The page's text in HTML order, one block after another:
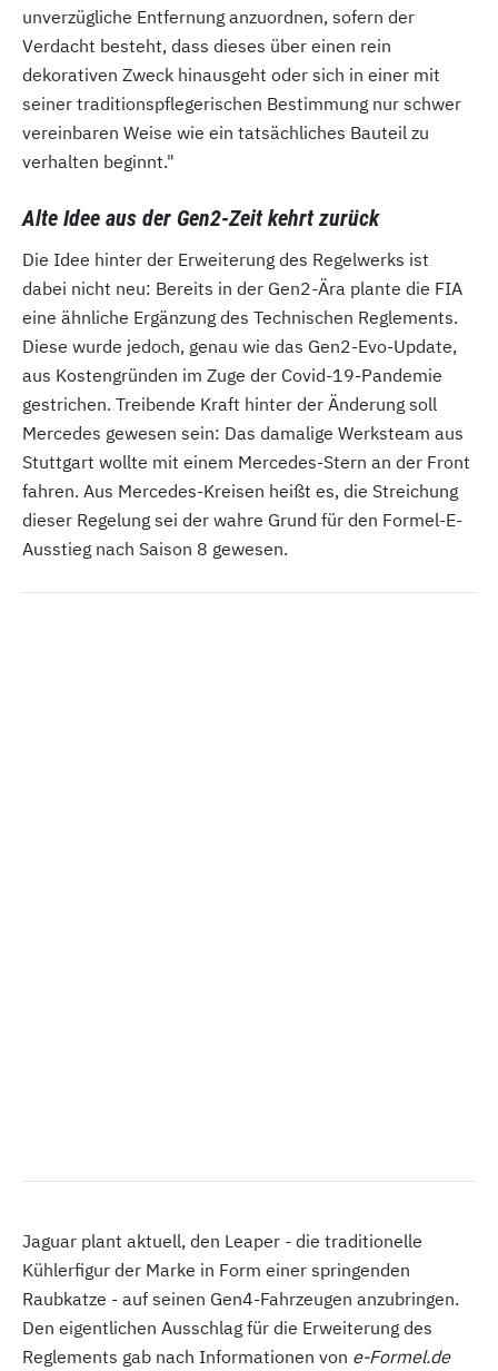
unverzügliche Entfernung anzuordnen, sofern der
Verdacht besteht, dass dieses über einen rein
dekorativen Zweck hinausgeht oder sich in einer mit
seiner traditionspflegerischen Bestimmung nur schwer
vereinbaren Weise wie ein tatsächliches Bauteil zu
verhalten beginnt."
Alte Idee aus der Gen2-Zeit kehrt zurück
Die Idee hinter der Erweiterung des Regelwerks ist
dabei nicht neu: Bereits in der Gen2-Ära plante die FIA
eine ähnliche Ergänzung des Technischen Reglements.
Diese wurde jedoch, genau wie das Gen2-Evo-Update,
aus Kostengründen im Zuge der Covid-19-Pandemie
gestrichen. Treibende Kraft hinter der Änderung soll
Mercedes gewesen sein: Das damalige Werksteam aus
Stuttgart wollte mit einem Mercedes-Stern an der Front
fahren. Aus Mercedes-Kreisen heißt es, die Streichung
dieser Regelung sei der wahre Grund für den Formel-E-
Ausstieg nach Saison 8 gewesen.
Jaguar plant aktuell, den Leaper - die traditionelle
Kühlerfigur der Marke in Form einer springenden
Raubkatze - auf seinen Gen4-Fahrzeugen anzubringen.
Den eigentlichen Ausschlag für die Erweiterung des
Reglements gab nach Informationen von e-Formel.de